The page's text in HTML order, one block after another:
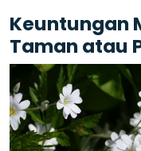
Keuntungan
Taman atau